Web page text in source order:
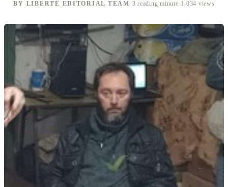
BY LIBERTÉ EDITORIAL TEAM ·3 reading minute·1,034 views